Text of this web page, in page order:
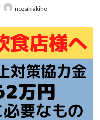
nozakiakiho